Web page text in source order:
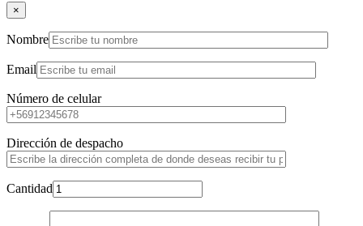
×
Nombre
Email
Número de celular
Dirección de despacho
Cantidad